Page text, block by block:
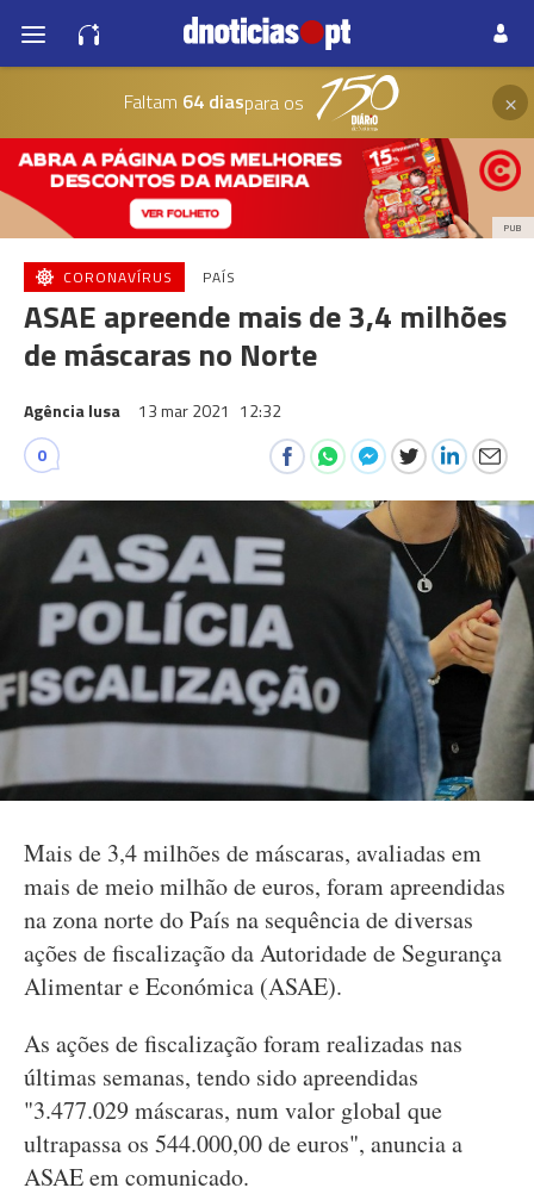
Faltam 64 diaspara os ×
PUB
CORONAVÍRUS PAÍS
ASAE apreende mais de 3,4 milhões
de máscaras no Norte
Agência lusa 13 mar 2021 12:32
0
Mais de 3,4 milhões de máscaras, avaliadas em
mais de meio milhão de euros, foram apreendidas
na zona norte do País na sequência de diversas
ações de fiscalização da Autoridade de Segurança
Alimentar e Económica (ASAE).
As ações de fiscalização foram realizadas nas
últimas semanas, tendo sido apreendidas
"3.477.029 máscaras, num valor global que
ultrapassa os 544.000,00 de euros", anuncia a
ASAE em comunicado.